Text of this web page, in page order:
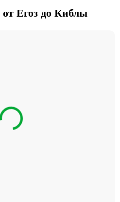
Егоз до Киблы